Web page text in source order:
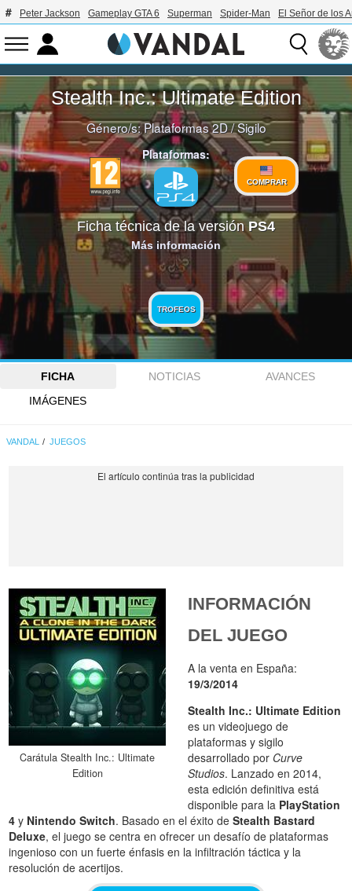
Peter Jackson Gameplay GTA 6 Superman Spider-Man El Señor de los
Stealth Inc.: Ultimate Edition
Género/s:Plataformas 2D/Sigilo
Plataformas:
COMPRAR
Ficha técnica de la versiónPS4
Más información
TROFEOS
FICHA NOTICIAS
AVANCES
IMÁGENES
VANDAL JUEGOS
Carátula Stealth Inc.: Ultimate
Edition
INFORMACIÓN
DEL JUEGO
A la venta en España:
19/3/2014
Stealth Inc.: Ultimate Edition
es un videojuego de
plataformas y sigilo
desarrollado por Curve
Studios. Lanzado en 2014,
esta edición definitiva está
disponible para la PlayStation
4 y Nintendo Switch. Basado en el éxito deStealth Bastard
Deluxe, el juego se centra en ofrecer un desafío de plataformas
ingenioso con un fuerte énfasis en la infiltración táctica y la
resolución de acertijos.